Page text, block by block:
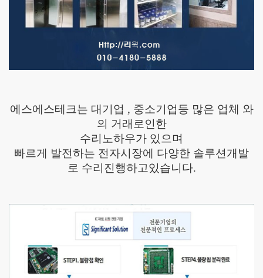
에스에스테크는 대기업 , 중소기업등 많은 업체 와
의 거래로인한
수리노하우가 있으며
빠르게 발전하는 전자시장에 다양한 솔루션개발
로 수리진행하고있습니다.